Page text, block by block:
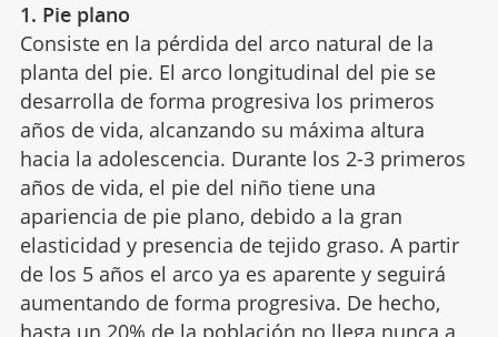
1. Pie plano
Consiste en la pérdida del arco natural de la
planta del pie. El arco longitudinal del pie se
desarrolla de forma progresiva los primeros
años de vida, alcanzando su máxima altura
hacia la adolescencia. Durante los 2-3 primeros
años de vida, el pie del niño tiene una
apariencia de pie plano, debido a la gran
elasticidad y presencia de tejido graso. A partir
de los 5 años el arco ya es aparente y seguirá
aumentando de forma progresiva. De hecho,